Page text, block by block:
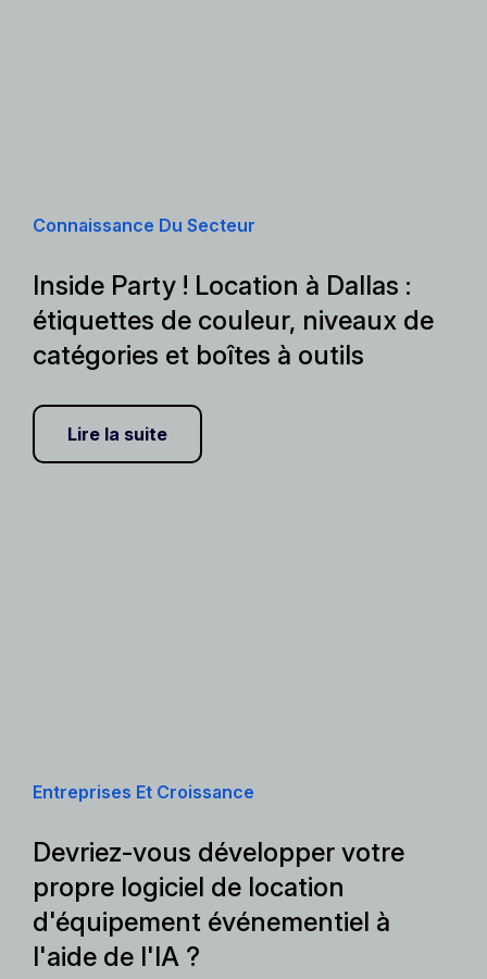
Connaissance Du Secteur
Inside Party ! Location à Dallas :
étiquettes de couleur, niveaux de
catégories et boîtes à outils
Lire la suite
Entreprises Et Croissance
Devriez-vous développer votre
propre logiciel de location
d'équipement événementiel à
l'aide de l'IA ?